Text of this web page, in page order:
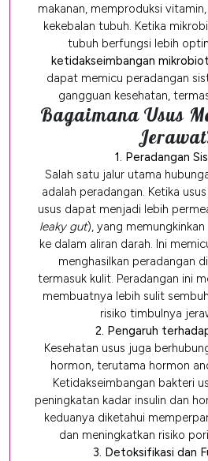
makanan, memproduksi
kekebalan tubuh. Ketika
tubuh berfungsi lebih
ketidakseimbangan
dapat memicu peradangan
gangguan kesehatan,
Bagaimana Usus
1. Peradangan
Salah satu jalur utama
adalah peradangan. Ketika
usus dapat menjadi lebih
leaky gut), yang
ke dalam aliran darah. Ini
menghasilkan peradangan
termasuk kulit. Peradangan ini
membuatnya lebih sulit
risiko timbulnya
2. Pengaruh
Kesehatan usus juga
hormon, terutama hormon
Ketidakseimbangan bakteri
peningkatan kadar insulin dan
keduanya diketahui
dan meningkatkan risiko
3. Detoksifikasi dan